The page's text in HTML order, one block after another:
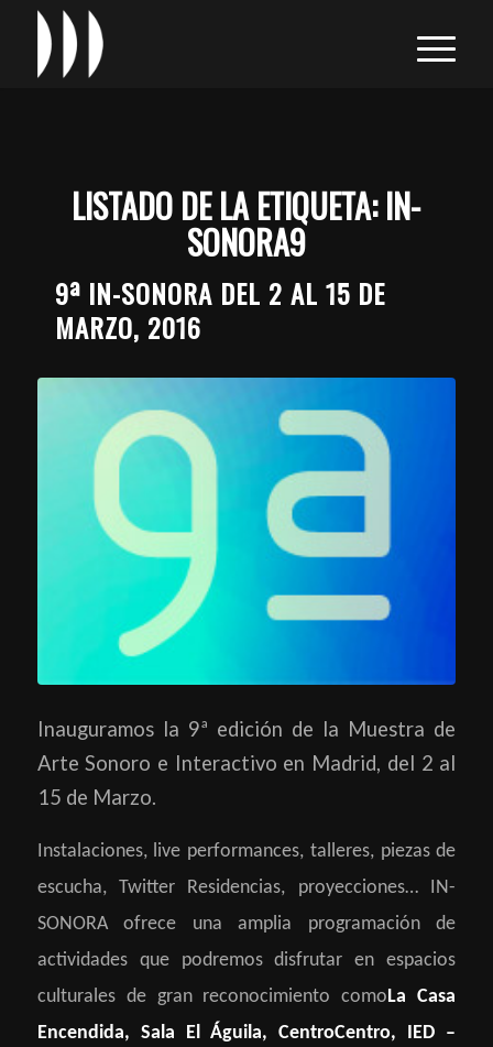
LISTADO DE LA ETIQUETA:IN-
SONORA9
9ª IN-SONORA DEL 2 AL 15 DE
MARZO, 2016
Inauguramos la 9ª edición de la Muestra de
Arte Sonoro e Interactivo en Madrid, del 2 al
15 de Marzo.
Instalaciones, live performances, talleres, piezas de
escucha, Twitter Residencias, proyecciones… IN-
SONORA ofrece una amplia programación de
actividades que podremos disfrutar en espacios
culturales de gran reconocimiento comoLa Casa
Encendida, Sala El Águila, CentroCentro, IED –